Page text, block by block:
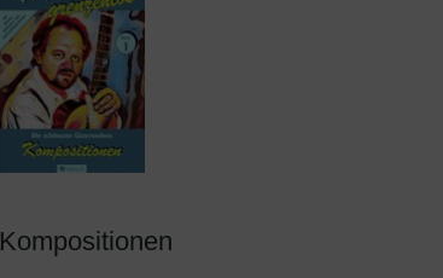
Kompositionen